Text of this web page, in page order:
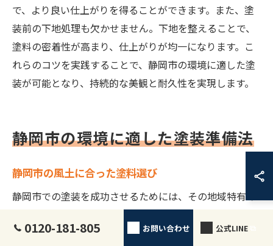
で、より良い仕上がりを得ることができます。また、塗
装前の下地処理も欠かせません。下地を整えることで、
塗料の密着性が高まり、仕上がりが均一になります。こ
れらのコツを実践することで、静岡市の環境に適した塗
装が可能となり、持続的な美観と耐久性を実現します。
静岡市の環境に適した塗装準備法
静岡市の風土に合った塗料選び
静岡市での塗装を成功させるためには、その地域特有の
岡市は四季がはっきりしており、特に梅雨や台風シーズ
0120-181-805 お問い合わせ 公式LINE